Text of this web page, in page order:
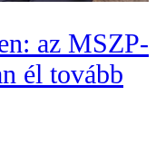
az MSZP-
él tovább